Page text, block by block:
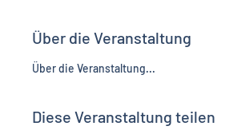
Über die Veranstaltung
Über die Veranstaltung...
Diese Veranstaltung teilen